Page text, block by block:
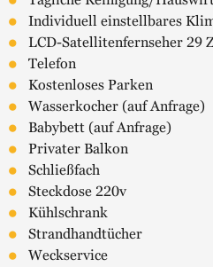
Individuell einstellbares
LCD-Satellitenfernseher 29
Telefon
Kostenloses Parken
Wasserkocher (auf Anfrage)
Babybett (auf Anfrage)
Privater Balkon
Schließfach
Steckdose 220v
Kühlschrank
Strandhandtücher
Weckservice